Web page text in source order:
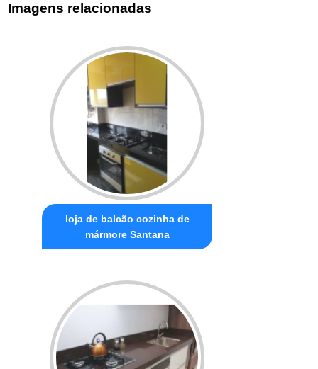
Imagens relacionadas
loja de balcão cozinha de
mármore Santana